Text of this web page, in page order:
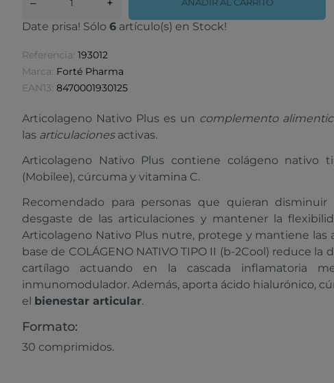
AÑADIR AL CARRITO
Date prisa! Sólo 6artículo(s) en Stock!
Referencia: 193012
Marca: Forté Pharma
EAN13: 8470001930125
Articolageno Nativo Plus es un complemento
las articulacionesactivas.
Articolageno Nativo Plus contiene colágeno nativo
(Mobilee), cúrcuma y vitamina C.
Recomendado para personas que quieran
desgaste de las articulaciones y mantener la
Articolageno Nativo Plus nutre, protege y mantiene las
base de COLÁGENO NATIVO TIPO II (b-2Cool) reduce
cartílago actuando en la cascada inflamatoria
inmunomodulador. Además, aporta ácido hialurónico,
el bienestar articular.
Formato:
30 comprimidos.